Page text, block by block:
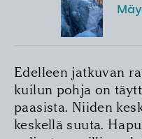
Edelleen jatkuvan
kuilun pohja on
paasista. Niiden
keskellä suuta.